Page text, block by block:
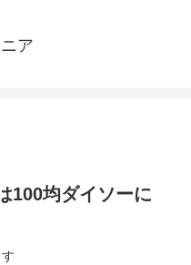
ア
100均ダイソーに